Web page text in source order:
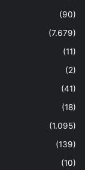
(90)
(7.679)
(11)
(2)
(41)
(18)
(1.095)
(139)
(10)